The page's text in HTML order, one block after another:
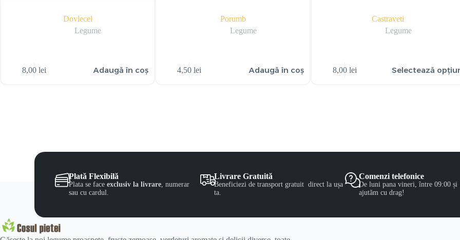
Dovlecel
Legume
8,00lei Adaugă în coș
Porumb
Legume
4,50lei Adaugă în coș
Castraveti
Legume
8,00 lei Selectează
Plată Flexibilă
Plata se faceexclusiv la livrare , numerar
sau cu cardul.
Livrare Gratuită
Beneficiezi de transport gratuit direct la ușa
ta.
Comenzi telefonice
De luni pana vineri, între 09:00 și
ajutăm cu drag!